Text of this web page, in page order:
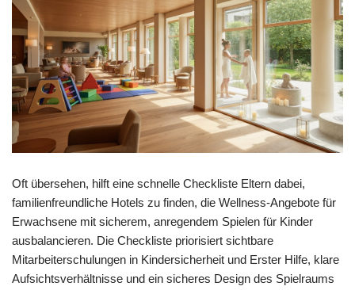
Oft übersehen, hilft eine schnelle Checkliste Eltern dabei,
familienfreundliche Hotels zu finden, die Wellness‑Angebote für
Erwachsene mit sicherem, anregendem Spielen für Kinder
ausbalancieren. Die Checkliste priorisiert sichtbare
Mitarbeiterschulungen in Kindersicherheit und Erster Hilfe, klare
Aufsichtsverhältnisse und ein sicheres Design des Spielraums